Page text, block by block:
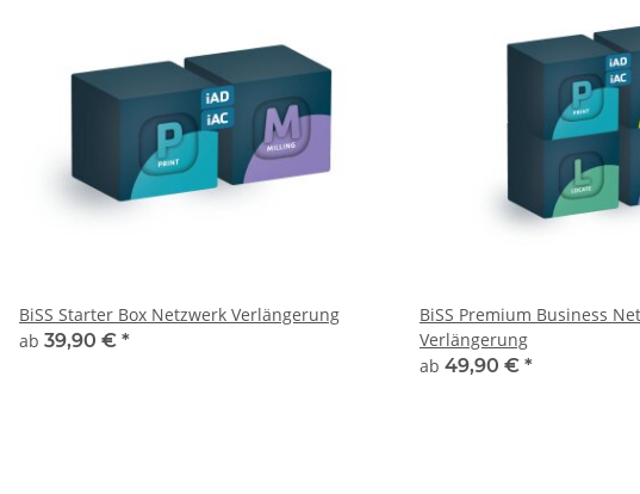
BiSS Starter Box Netzwerk Verlängerung
ab 39,90 € *
BiSS Premium Business
Verlängerung
ab 49,90 € *